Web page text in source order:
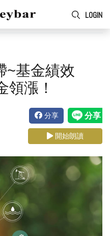
LOGIN
~基金績效
領漲！
分享
開始朗讀